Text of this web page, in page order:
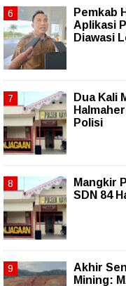
Pemkab
Aplikasi
Diawasi
Dua Kali
Polisi
Mangkir
SDN 84
Akhir
Mining: